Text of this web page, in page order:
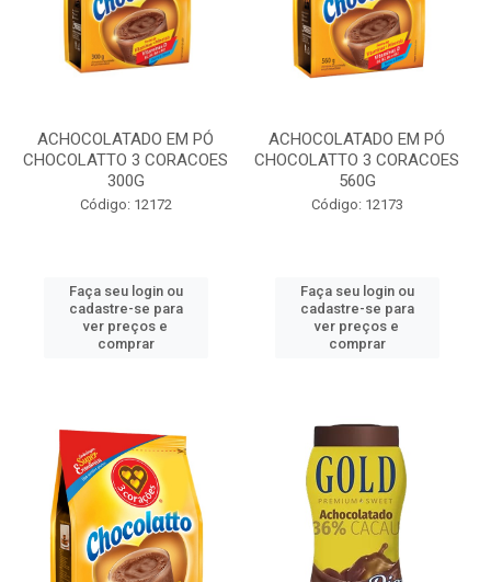
ACHOCOLATADO EM PÓ
CHOCOLATTO 3 CORACOES
300G
Código: 12172
Faça seu login ou
cadastre-se para
ver preços e
comprar
ACHOCOLATADO EM PÓ
CHOCOLATTO 3 CORACOES
560G
Código: 12173
Faça seu login ou
cadastre-se para
ver preços e
comprar